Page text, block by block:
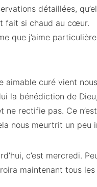
détaillées,
fait si chaud au cœur.
que j’aime
aimable curé vient
la bénédiction de
ne rectifie pas. Ce
nous meurtrit un peu
c’est mercredi.
maintenant tous